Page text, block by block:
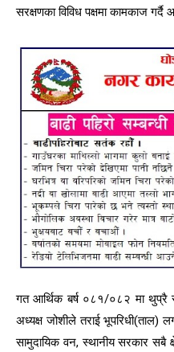
सरक्षणका विविध पक्षमा कामकाज गर्दै
गत आर्थिक बर्ष ०८१/०८२ मा थुप्रै
अध्यक्ष जोशीले तराई भूपरिधी(ताल)
सामुदायिक वन, स्थानीय सरकार सबै